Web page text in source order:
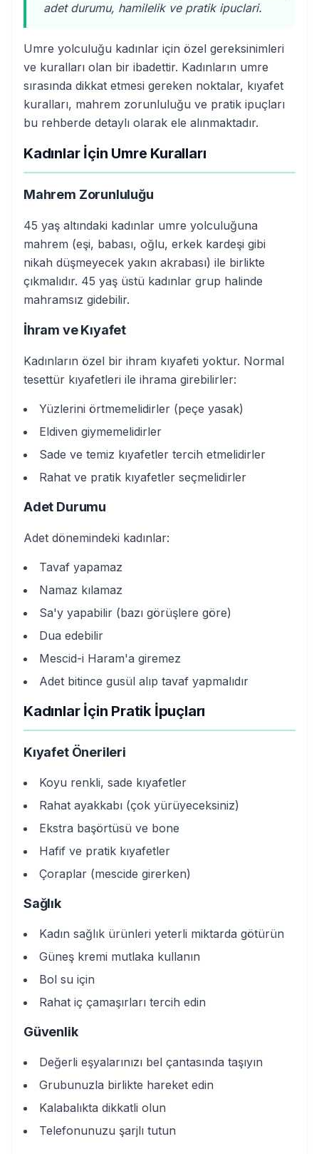
adet durumu, hamilelik ve pratik ipuclari.
Umre yolculuğu kadınlar için özel gereksinimleri
ve kuralları olan bir ibadettir. Kadınların umre
sırasında dikkat etmesi gereken noktalar, kıyafet
kuralları, mahrem zorunluluğu ve pratik ipuçları
bu rehberde detaylı olarak ele alınmaktadır.
Kadınlar İçin Umre Kuralları
Mahrem Zorunluluğu
45 yaş altındaki kadınlar umre yolculuğuna
mahrem (eşi, babası, oğlu, erkek kardeşi gibi
nikah düşmeyecek yakın akrabası) ile birlikte
çıkmalıdır. 45 yaş üstü kadınlar grup halinde
mahramsız gidebilir.
İhram ve Kıyafet
Kadınların özel bir ihram kıyafeti yoktur. Normal
tesettür kıyafetleri ile ihrama girebilirler:
Yüzlerini örtmemelidirler (peçe yasak)
Eldiven giymemelidirler
Sade ve temiz kıyafetler tercih etmelidirler
Rahat ve pratik kıyafetler seçmelidirler
Adet Durumu
Adet dönemindeki kadınlar:
Tavaf yapamaz
Namaz kılamaz
Sa'y yapabilir (bazı görüşlere göre)
Dua edebilir
Mescid-i Haram'a giremez
Adet bitince gusül alıp tavaf yapmalıdır
Kadınlar İçin Pratik İpuçları
Kıyafet Önerileri
Koyu renkli, sade kıyafetler
Rahat ayakkabı (çok yürüyeceksiniz)
Ekstra başörtüsü ve bone
Hafif ve pratik kıyafetler
Çoraplar (mescide girerken)
Sağlık
Kadın sağlık ürünleri yeterli miktarda götürün
Güneş kremi mutlaka kullanın
Bol su için
Rahat iç çamaşırları tercih edin
Güvenlik
Değerli eşyalarınızı bel çantasında taşıyın
Grubunuzla birlikte hareket edin
Kalabalıkta dikkatli olun
Telefonunuzu şarjlı tutun